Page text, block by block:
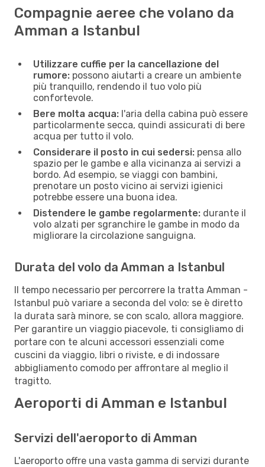
Compagnie aeree che volano da
Amman a Istanbul
Utilizzare cuffie per la cancellazione del
rumore: possono aiutarti a creare un ambiente
più tranquillo, rendendo il tuo volo più
confortevole.
Bere molta acqua: l'aria della cabina può essere
particolarmente secca, quindi assicurati di bere
acqua per tutto il volo.
Considerare il posto in cui sedersi: pensa allo
spazio per le gambe e alla vicinanza ai servizi a
bordo. Ad esempio, se viaggi con bambini,
prenotare un posto vicino ai servizi igienici
potrebbe essere una buona idea.
Distendere le gambe regolarmente: durante il
volo alzati per sgranchire le gambe in modo da
migliorare la circolazione sanguigna.
Durata del volo da Amman a Istanbul
Il tempo necessario per percorrere la tratta Amman -
Istanbul può variare a seconda del volo: se è diretto
la durata sarà minore, se con scalo, allora maggiore.
Per garantire un viaggio piacevole, ti consigliamo di
portare con te alcuni accessori essenziali come
cuscini da viaggio, libri o riviste, e di indossare
abbigliamento comodo per affrontare al meglio il
tragitto.
Aeroporti di Amman e Istanbul
Servizi dell'aeroporto di Amman
L'aeroporto offre una vasta gamma di servizi durante